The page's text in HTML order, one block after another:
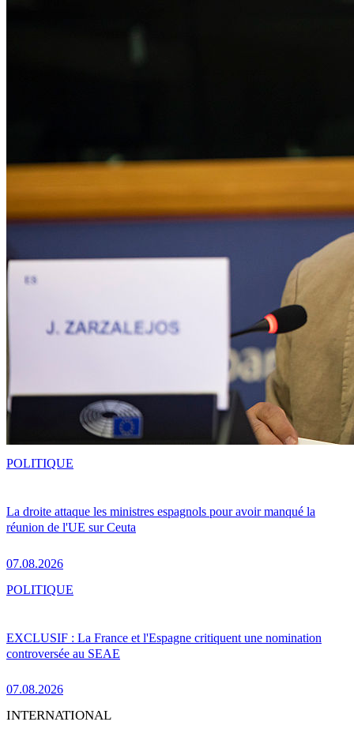
La droite attaque les ministres espagnols pour avoir manqué la
réunion de l'UE sur Ceuta
07.08.2026
POLITIQUE
EXCLUSIF : La France et l'Espagne critiquent une nomination
controversée au SEAE
07.08.2026
POLITIQUE
INTERNATIONAL